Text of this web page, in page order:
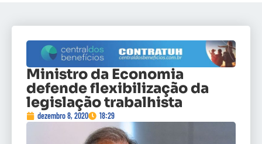
Ministro da Economia
defende flexibilização da
legislação trabalhista
dezembro 8, 2020 18:29